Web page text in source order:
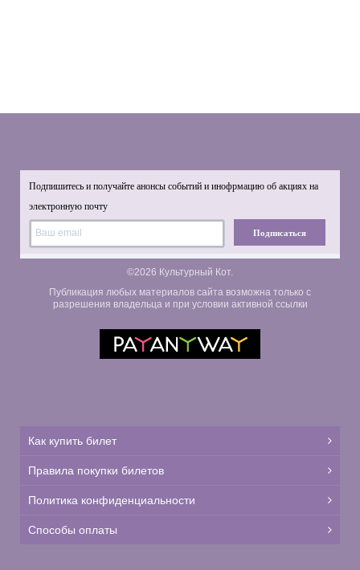
Подпишитесь и получайте анонсы событий и инофрмацию об акциях на
электронную почту
Подписаться
©2026 Культурный Кот.
Публикация любых материалов сайта возможна только с
разрешения владельца и при условии активной ссылки
Как купить билет
Правила покупки билетов
Политика конфиденциальности
Способы оплаты